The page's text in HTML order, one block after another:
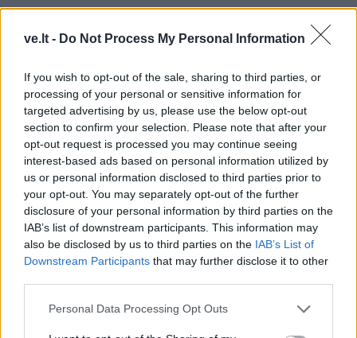
ve.lt - Do Not Process My Personal Information
If you wish to opt-out of the sale, sharing to third parties, or
processing of your personal or sensitive information for
targeted advertising by us, please use the below opt-out
section to confirm your selection. Please note that after your
opt-out request is processed you may continue seeing
interest-based ads based on personal information utilized by
us or personal information disclosed to third parties prior to
your opt-out. You may separately opt-out of the further
disclosure of your personal information by third parties on the
IAB’s list of downstream participants. This information may
also be disclosed by us to third parties on the IAB’s List of
Downstream Participants that may further disclose it to other
Personal Data Processing Opt Outs
Rekomenduojame
Iki vasaros pabaigos paupyje bus
atidarytas naujas parkas
Vietoj buvusio kino teatro -